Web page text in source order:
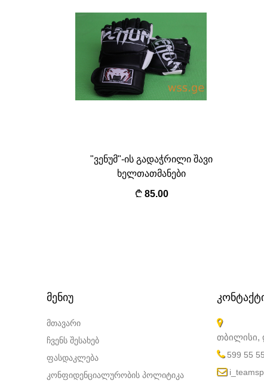
"ვენუმ"-ის გადაჭრილი შავი
ხელთათმანები
85.00
ᲛᲔᲜᲘᲣ
მთავარი
ჩვენს შესახებ
ფასდაკლება
კონფიდენციალურობის პოლიტიკა
თბილისი,
599 55